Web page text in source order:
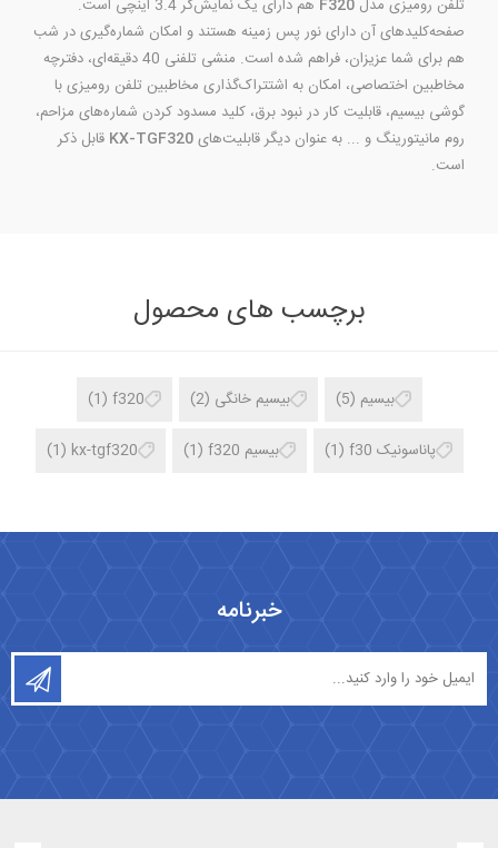
تلفن رومیزی مدل F320
هم دارای یک نمایش‌گر 3.4 اینچی است.
صفحه‌کلیدهای آن دارای نور پس زمینه هستند و امکان شماره‌گیری در شب
هم برای شما عزیزان، فراهم شده است. منشی تلفنی 40 دقیقه‌ای، دفترچه
مخاطبین اختصاصی، امکان به اشتتراک‌گذاری مخاطبین تلفن رومیزی با
گوشی بیسیم، قابلیت کار در نبود برق، کلید مسدود کردن شماره‌های مزاحم،
روم مانیتورینگ و ... به عنوان دیگر قابلیت‌هایKX-TGF320 قابل ذکر
است.
برچسب های محصول
بیسیم (5) بیسیم خانگی (2)
f320
(1)
پاناسونیک f30 (1) بیسیم f320 (1)
kx-tgf320
(1)
خبرنامه